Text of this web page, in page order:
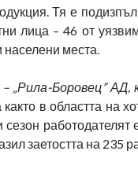
Тя е
лица – 46 от
населени места.
„Рила-Боровец” АД,
в областта на
сезон
заетостта на